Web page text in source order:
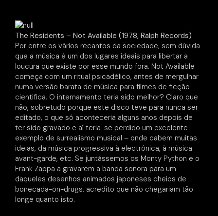
The Residents – Not Available (1978, Ralph Records)
Por entre os vários recantos da sociedade, sem dúvida
que a música é um dos lugares ideais para libertar a
loucura que existe por esse mundo fora. Not Available
começa com um ritual psicadélico, antes de mergulhar
numa versão barata de música para filmes de ficção
cientifica. O internamento teria sido melhor? Claro que
não, sobretudo porque este disco teve para nunca ser
editado, o que só aconteceria alguns anos depois de
ter sido gravado e aí teria-se perdido um excelente
exemplo de surrealismo musical – onde cabem muitas
ideias, da música progressiva à electrónica, à música
avant-garde, etc. Se juntássemos os Monty Python e o
Frank Zappa a gravarem a banda sonora para um
daqueles desenhos animados japoneses cheios de
bonecada-on-drugs, acredito que não chegariam tão
longe quanto isto.